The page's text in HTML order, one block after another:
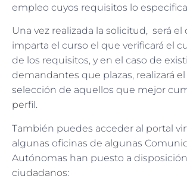
empleo cuyos requisitos lo
Una vez realizada la solicitud, será
imparta el curso el que verificará el
de los requisitos, y en el caso de
demandantes que plazas, realizará
selección de aquellos que mejor
perfil.
También puedes acceder al portal
algunas oficinas de algunas
Autónomas han puesto a
ciudadanos: